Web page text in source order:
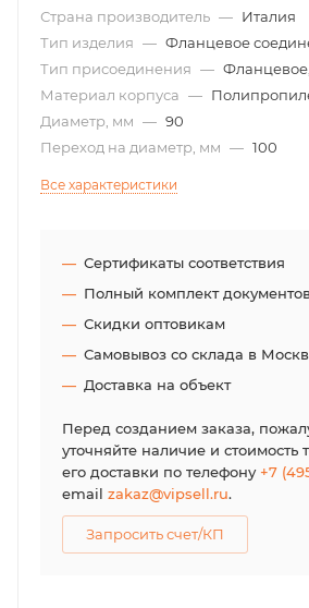
Страна производитель — Италия
Тип изделия — Фланцевое
Тип присоединения —
Материал корпуса —
Диаметр, мм — 90
Переход на диаметр, мм — 100
Все характеристики
Сертификаты соответствия
Полный комплект
Скидки оптовикам
Самовывоз со склада в
Доставка на объект
Перед созданием заказа,
уточняйте наличие и стоимость
его доставки по телефону+7
email zakaz@vipsell.ru.
Запросить счет/КП